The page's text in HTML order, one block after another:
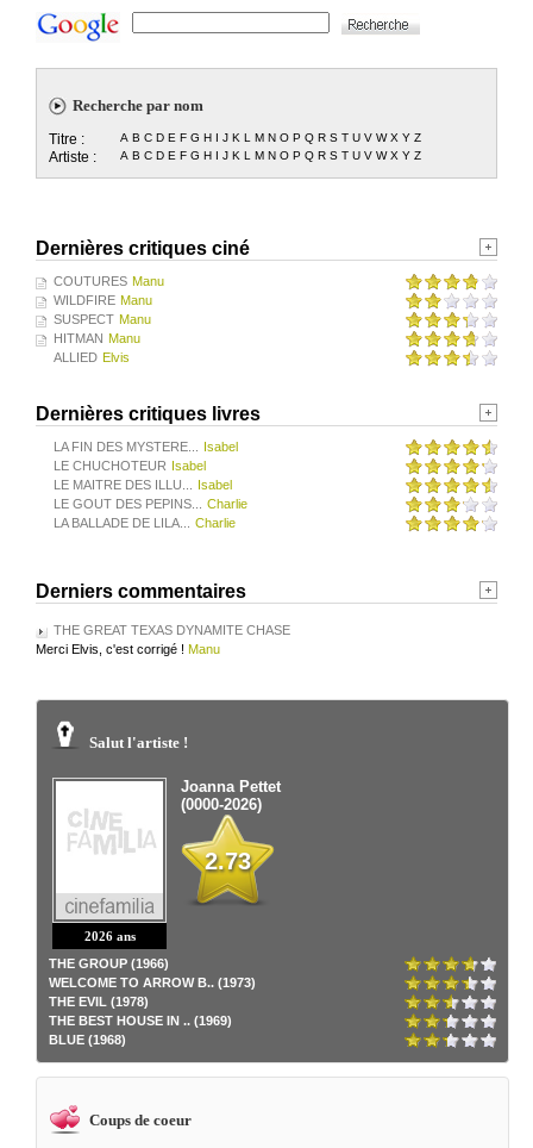
Recherche par nom
Titre : A B C D E F G H I J K L M N O P Q R S T U V W X Y Z
Artiste : A B C D E F G H I J K L M N O P Q R S T U V W X Y Z
Dernières critiques ciné
COUTURES Manu
WILDFIRE Manu
SUSPECT Manu
HITMAN Manu
ALLIED Elvis
Dernières critiques livres
LA FIN DES MYSTERE...
Isabel
LE CHUCHOTEUR Isabel
LE MAITRE DES ILLU...
Isabel
LE GOUT DES PEPINS...
Charlie
LA BALLADE DE LILA...
Charlie
Derniers commentaires
THE GREAT TEXAS DYNAMITE CHASE
Merci Elvis, c'est corrigé ! Manu
Salut l'artiste !
2026 ans
Joanna Pettet
(0000-2026)
2.73
THE GROUP (1966)
WELCOME TO ARROW B.. (1973)
THE EVIL (1978)
THE BEST HOUSE IN .. (1969)
BLUE (1968)
Coups de coeur